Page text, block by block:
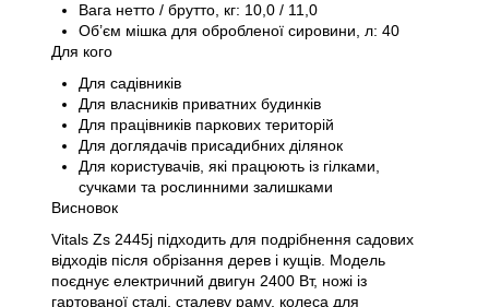
Вага нетто / брутто, кг: 10,0 / 11,0
Об’єм мішка для обробленої сировини, л: 40
Для кого
Для садівників
Для власників приватних будинків
Для працівників паркових територій
Для доглядачів присадибних ділянок
Для користувачів, які працюють із гілками,
сучками та рослинними залишками
Висновок
Vitals Zs 2445j підходить для подрібнення садових
відходів після обрізання дерев і кущів. Модель
поєднує електричний двигун 2400 Вт, ножі із
гартованої сталі, сталеву раму, колеса для